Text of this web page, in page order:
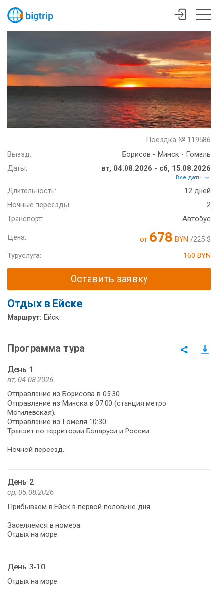
Поездка № 119586
Выезд:
Борисов - Минск - Гомель
Даты:
вт, 04.08.2026 - сб, 15.08.2026
Все даты
Длительность:
12 дней
Ночные переезды:
2
Транспорт:
Автобус
Цена: от 678 BYN /225 $
Туруслуга:
160 BYN
Оставить заявку
Отдых в Ейске
Маршрут: Ейск
Программа тура
День 1
вт, 04.08.2026
Отправление из Борисова в 05:30.
Отправление из Минска в 07:00 (станция метро
Могилевская).
Отправление из Гомеля 10:30.
Транзит по территории Беларуси и России.
Ночной переезд.
День 2
ср, 05.08.2026
Прибываем в Ейск в первой половине дня.
Заселяемся в номера.
Отдых на море.
День 3-10
Отдых на море.